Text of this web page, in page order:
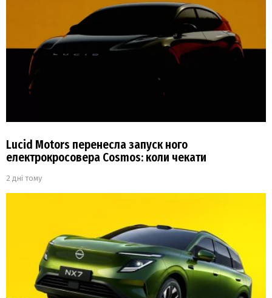
Lucid Motors перенесла запуск ного
електрокросовера Cosmos: коли чекати
2 дні тому